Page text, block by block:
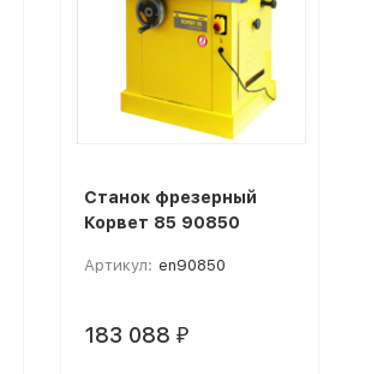
Станок фрезерный
Корвет 85 90850
Артикул: en90850
183 088 ₽